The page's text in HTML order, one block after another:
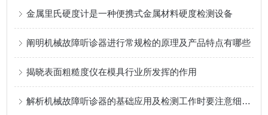
金属里氏硬度计是一种便携式金属材料硬度检测设备
阐明机械故障听诊器进行常规检的原理及产品特点有哪些
揭晓表面粗糙度仪在模具行业所发挥的作用
解析机械故障听诊器的基础应用及检测工作时要注意细节问题